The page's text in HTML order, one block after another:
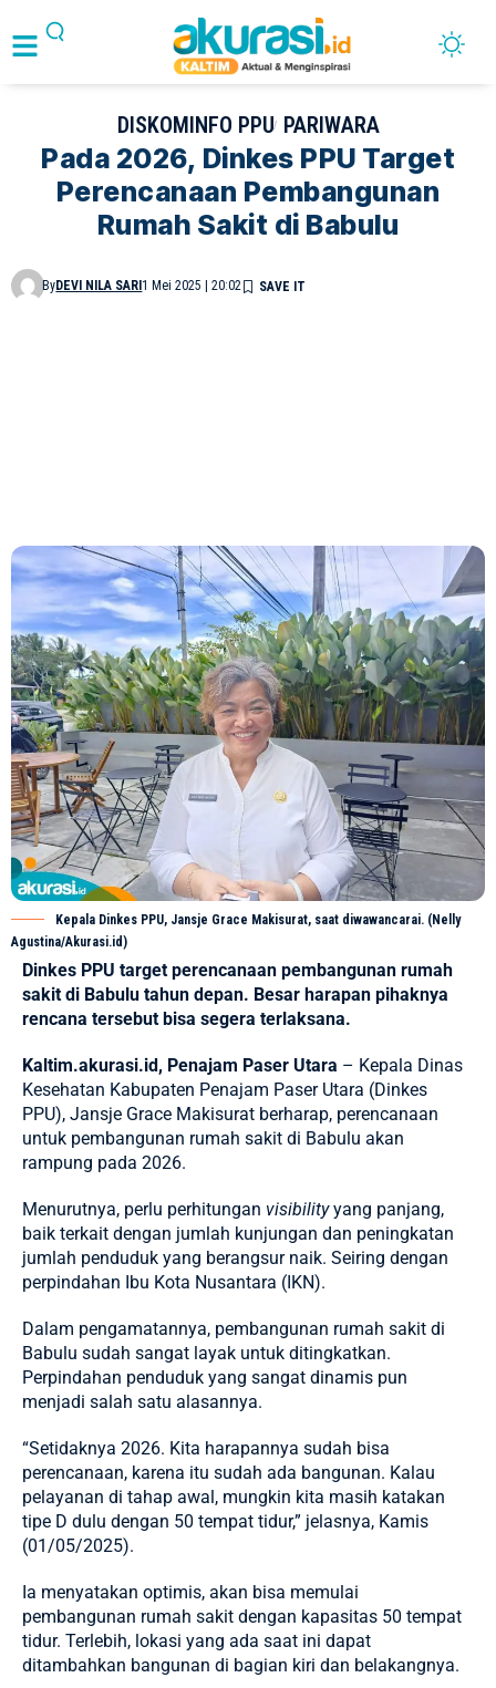
DISKOMINFO PPU PARIWARA
Pada 2026, Dinkes PPU Target
Perencanaan Pembangunan
Rumah Sakit di Babulu
ByDEVI NILA SARI1 Mei 2025 | 20:02
Kepala Dinkes PPU, Jansje Grace Makisurat, saat diwawancarai. (Nelly
Agustina/Akurasi.id)
Dinkes PPU target perencanaan pembangunan rumah
sakit di Babulu tahun depan. Besar harapan pihaknya
rencana tersebut bisa segera terlaksana.
Kaltim.akurasi.id, Penajam Paser Utara – Kepala Dinas
Kesehatan Kabupaten Penajam Paser Utara (Dinkes
PPU), Jansje Grace Makisurat berharap, perencanaan
untuk pembangunan rumah sakit di Babulu akan
rampung pada 2026.
Menurutnya, perlu perhitungan visibilityyang panjang,
baik terkait dengan jumlah kunjungan dan peningkatan
jumlah penduduk yang berangsur naik. Seiring dengan
perpindahan Ibu Kota Nusantara (IKN).
Dalam pengamatannya, pembangunan rumah sakit di
Babulu sudah sangat layak untuk ditingkatkan.
Perpindahan penduduk yang sangat dinamis pun
menjadi salah satu alasannya.
“Setidaknya 2026. Kita harapannya sudah bisa
perencanaan, karena itu sudah ada bangunan. Kalau
pelayanan di tahap awal, mungkin kita masih katakan
tipe D dulu dengan 50 tempat tidur,” jelasnya, Kamis
(01/05/2025).
Ia menyatakan optimis, akan bisa memulai
pembangunan rumah sakit dengan kapasitas 50 tempat
tidur. Terlebih, lokasi yang ada saat ini dapat
ditambahkan bangunan di bagian kiri dan belakangnya.